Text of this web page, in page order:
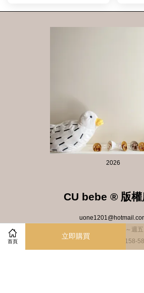
首頁
立即購買
2026
CU bebe ® 版權
客服時間：週一～週五
客服電話：0928-158-